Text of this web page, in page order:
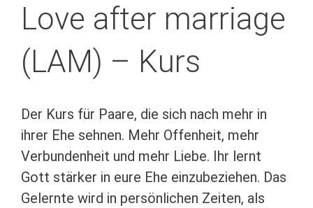
Love after marriage
(LAM) – Kurs
Der Kurs für Paare, die sich nach mehr in
ihrer Ehe sehnen. Mehr Offenheit, mehr
Verbundenheit und mehr Liebe. Ihr lernt
Gott stärker in eure Ehe einzubeziehen. Das
Gelernte wird in persönlichen Zeiten, als